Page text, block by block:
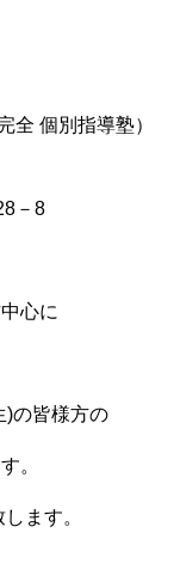
全 個別指導塾）
－8
心に
)の皆様方の
。
ます。